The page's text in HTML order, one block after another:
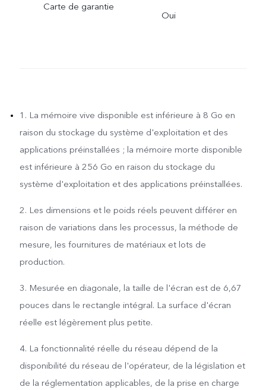
Carte de garantie
Oui
1. La mémoire vive disponible est inférieure à 8 Go en
raison du stockage du système d'exploitation et des
applications préinstallées ; la mémoire morte disponible
est inférieure à 256 Go en raison du stockage du
système d'exploitation et des applications préinstallées.
2. Les dimensions et le poids réels peuvent différer en
raison de variations dans les processus, la méthode de
mesure, les fournitures de matériaux et lots de
production.
3. Mesurée en diagonale, la taille de l'écran est de 6,67
pouces dans le rectangle intégral. La surface d'écran
réelle est légèrement plus petite.
4. La fonctionnalité réelle du réseau dépend de la
disponibilité du réseau de l'opérateur, de la législation et
de la réglementation applicables, de la prise en charge